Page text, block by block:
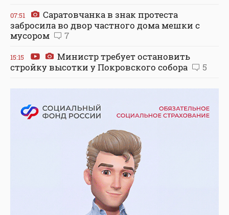
07:51
Саратовчанка в знак протеста
забросила во двор частного дома мешки с
мусором
7
15:15
Министр требует остановить
стройку высотки у Покровского собора
5